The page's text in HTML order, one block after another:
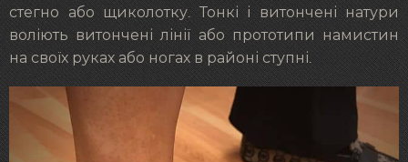
стегно або щиколотку. Тонкі і витончені натури
воліють витончені лінії або прототипи намистин
на своїх руках або ногах в районі ступні.